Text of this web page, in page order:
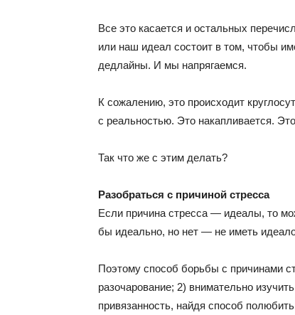
Все это касается и остальных
или наш идеал состоит в том, чтобы
дедлайны. И мы напрягаемся.
К сожалению, это происходит
с реальностью. Это накапливается.
Так что же с этим делать?
Разобраться с причиной стресса
Если причина стресса — идеалы, то
бы идеально, но нет — не иметь
Поэтому способ борьбы с причинами
разочарование; 2) внимательно
привязанность, найдя способ